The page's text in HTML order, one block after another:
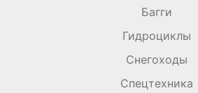
Багги
Гидроциклы
Снегоходы
Спецтехника